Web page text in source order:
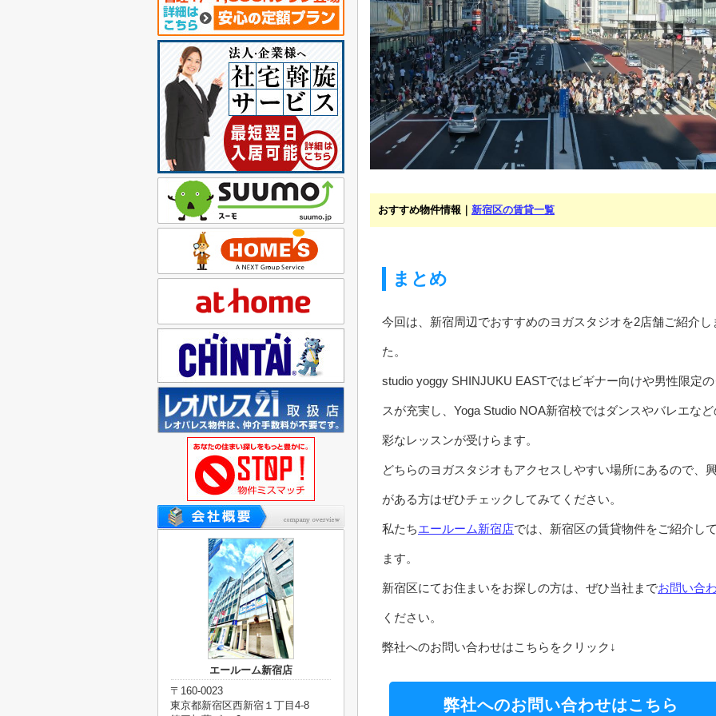
おすすめ物件情報｜ 新宿区の賃貸一覧
まとめ
今回は、新宿周辺でおすすめのヨガスタジオを2店舗ご紹介し
た。
studio yoggy SHINJUKU EASTではビギナー向けや男性限定
スが充実し、Yoga Studio NOA新宿校ではダンスやバレエな
彩なレッスンが受けらます。
どちらのヨガスタジオもアクセスしやすい場所にあるので、
がある方はぜひチェックしてみてください。
私たちエールーム新宿店では、新宿区の賃貸物件をご紹介し
ます。
新宿区にてお住まいをお探しの方は、ぜひ当社までお問い合
ください。
弊社へのお問い合わせはこちらをクリック↓
弊社へのお問い合わせはこちら
エールーム新宿店
〒160-0023
東京都新宿区西新宿１丁目4-8